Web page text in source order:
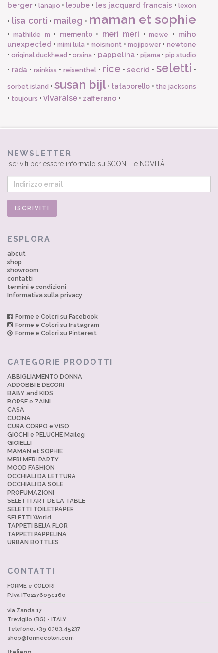
berger • lanapo • lebube • les jacquard francais •lexon
• lisa corti • maileg • maman et sophie
•mathilde m • memento• meri meri •mewe • miho
unexpected •mimi lula •moismont • mojipower•newtone
•original duckhead •orsina • pappelina• pijama • pip studio
• rada • rainkiss • reisenthel• rice •secrid •seletti •
sorbet island • susan bijl• tataborello • the jacksons
• toujours • vivaraise • zafferano •
NEWSLETTER
Iscriviti per essere informato su SCONTI e NOVITÀ
ESPLORA
about
shop
showroom
contatti
termini e condizioni
Informativa sulla privacy
Forme e Colori su Facebook
Forme e Colori su Instagram
Forme e Colori su Pinterest
CATEGORIE PRODOTTI
ABBIGLIAMENTO DONNA
ADDOBBI E DECORI
BABY and KIDS
BORSE e ZAINI
CASA
CUCINA
CURA CORPO e VISO
GIOCHI e PELUCHE Maileg
GIOIELLI
MAMAN et SOPHIE
MERI MERI PARTY
MOOD FASHION
OCCHIALI DA LETTURA
OCCHIALI DA SOLE
PROFUMAZIONI
SELETTI ART DE LA TABLE
SELETTI TOILETPAPER
SELETTI World
TAPPETI BEIJA FLOR
TAPPETI PAPPELINA
URBAN BOTTLES
CONTATTI
FORME e COLORI
P.Iva IT02276090160
via Zanda 17
Treviglio (BG) - ITALY
Telefono: +39 0363.45237
shop@formecolori.com